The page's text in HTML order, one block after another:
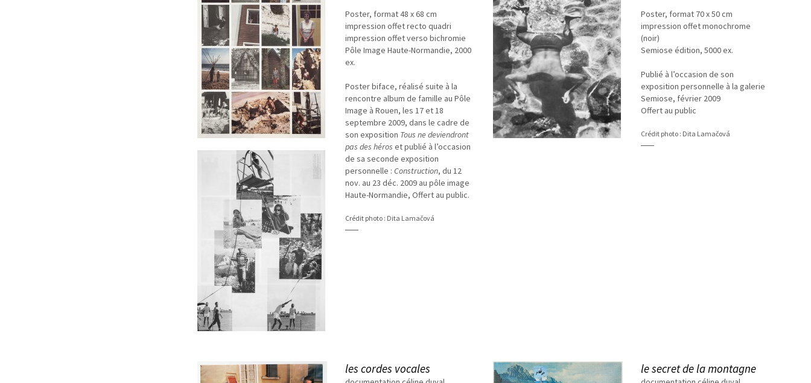
Poster, format 48 x 68 cm
impression offet recto quadri
impression offet verso bichromie
Pôle Image Haute-Normandie, 2000
ex.
Poster biface, réalisé suite à la
rencontre album de famille au Pôle
Image à Rouen, les 17 et 18
septembre 2009, dans le cadre de
son exposition Tous ne deviendront
pas des héros et publié à l’occasion
de sa seconde exposition
personnelle : Construction, du 12
nov. au 23 déc. 2009 au pôle image
Haute-Normandie, Offert au public.
Crédit photo : Dita Lamačová
Poster, format 70 x 50 cm
impression offet monochrome
(noir)
Semiose édition, 5000 ex.
Publié à l’occasion de son
exposition personnelle à la galerie
Semiose, février 2009
Offert au public
Crédit photo : Dita Lamačová
les cordes vocales le secret de la montagne